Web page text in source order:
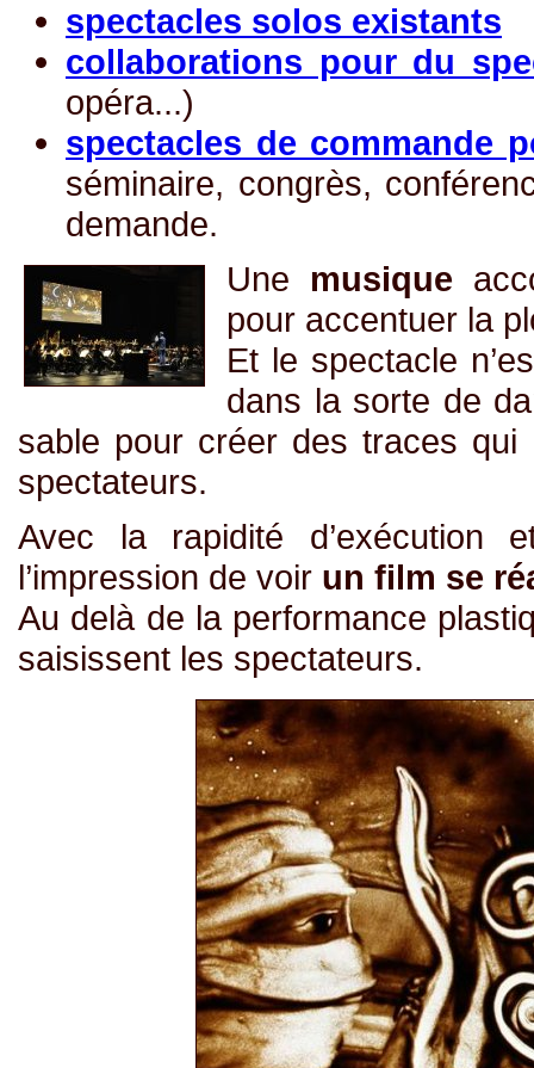
spectacles solos existants
collaborations pour du
opéra...)
spectacles de commande
séminaire, congrès,
demande.
Une musique
pour accentuer la
Et le spectacle
dans la sorte de
sable pour créer des traces
spectateurs.
Avec la rapidité d’exécution
l’impression de voir un film se
Au delà de la performance
saisissent les spectateurs.